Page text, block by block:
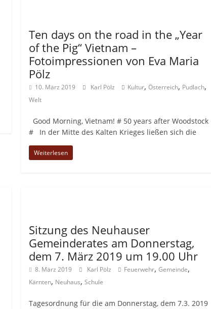
Ten days on the road in the „Year
of the Pig“ Vietnam –
Fotoimpressionen von Eva Maria
Pölz
10. März 2019 Karl Pölz Kultur,Österreich, Pudlach,
Welt
Good Morning, Vietnam! # 50 years after Woodstock
# In der Mitte des Kalten Krieges ließen sich die
Weiterlesen
Sitzung des Neuhauser
Gemeinderates am Donnerstag,
dem 7. März 2019 um 19.00 Uhr
8. März 2019 Karl Pölz Feuerwehr,Gemeinde,
Kärnten, Neuhaus,Schule
Tagesordnung für die am Donnerstag, dem 7.3. 2019